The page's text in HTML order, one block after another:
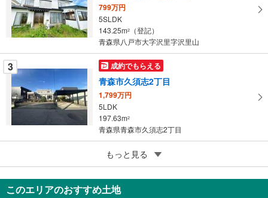
保
存
す
る
799万円
5SLDK
143.25m2
（登記）
青森県八戸市大字沢里字沢里山
3 成約でもらえる
青森市久須志2丁目
1,799万円
5LDK
197.63m2
青森県青森市久須志2丁目
成約でもらえる
八戸市桜ケ丘4丁目
999万円
5DK
もっと見る
このエリアのおすすめ土地